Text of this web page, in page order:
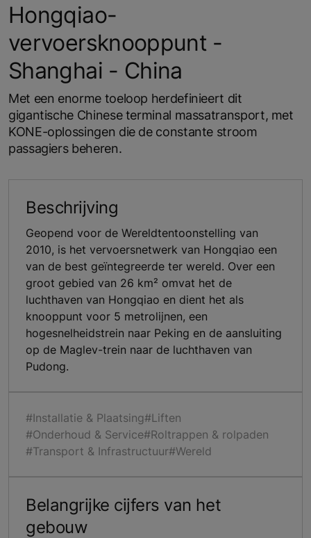
Hongqiao-
vervoersknooppunt -
Shanghai - China
Met een enorme toeloop herdefinieert dit
gigantische Chinese terminal massatransport, met
KONE-oplossingen die de constante stroom
passagiers beheren.
Beschrijving
Geopend voor de Wereldtentoonstelling van
2010, is het vervoersnetwerk van Hongqiao een
van de best geïntegreerde ter wereld. Over een
groot gebied van 26 km² omvat het de
luchthaven van Hongqiao en dient het als
knooppunt voor 5 metrolijnen, een
hogesnelheidstrein naar Peking en de aansluiting
op de Maglev-trein naar de luchthaven van
Pudong.
#Installatie & Plaatsing#Liften
#Onderhoud & Service#Roltrappen & rolpaden
#Transport & Infrastructuur#Wereld
Belangrijke cijfers van het
gebouw